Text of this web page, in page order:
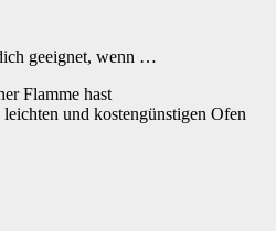
geeignet, wenn …
Flamme hast
und kostengünstigen Ofen